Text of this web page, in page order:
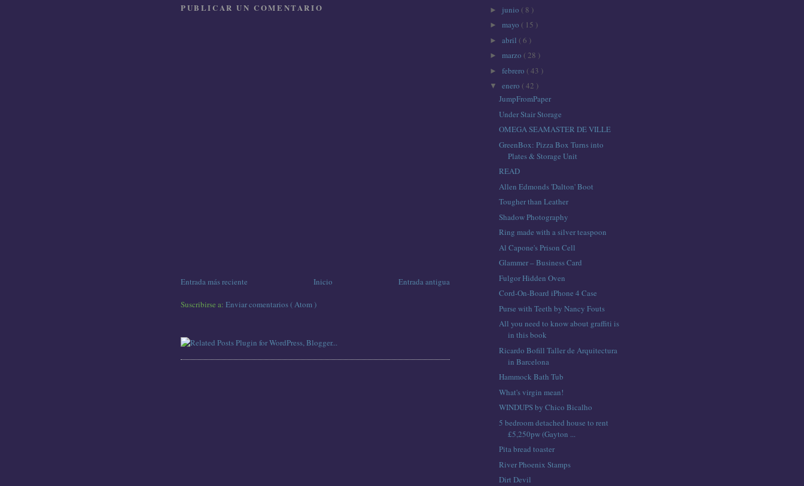
PUBLICAR UN COMENTARIO
Entrada más reciente Entrada antigua
Inicio
Suscribirse a: Enviar comentarios ( Atom )
► junio ( 8 )
► mayo ( 15 )
► abril ( 6 )
► marzo ( 28 )
► febrero ( 43 )
▼ enero ( 42 )
JumpFromPaper
Under Stair Storage
OMEGA SEAMASTER DE VILLE
GreenBox: Pizza Box Turns into
Plates & Storage Unit
READ
Allen Edmonds 'Dalton' Boot
Tougher than Leather
Shadow Photography
Ring made ​​with a silver teaspoon
Al Capone's Prison Cell
Glammer – Business Card
Fulgor Hidden Oven
Cord-On-Board iPhone 4 Case
Purse with Teeth by Nancy Fouts
All you need to know about graffiti is
in this book
Ricardo Bofill Taller de Arquitectura
in Barcelona
Hammock Bath Tub
What's virgin mean!
WINDUPS by Chico Bicalho
5 bedroom detached house to rent
£5,250pw (Gayton ...
Pita bread toaster
River Phoenix Stamps
Dirt Devil